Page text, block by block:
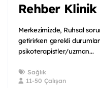
Rehber Klinik
Merkezimizde, Ruhsal
getirirken gerekli
psikoterapistler/uzman...
Sağlık
11-50 Çalışan